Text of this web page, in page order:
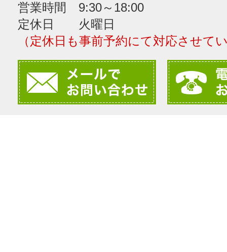
営業時間 9:30～18:00
定休日 火曜日
（定休日も事前予約にて対応させて